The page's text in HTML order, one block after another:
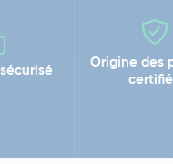
Origine des